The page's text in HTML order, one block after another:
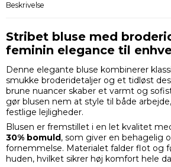
Beskrivelse
Stribet bluse med
feminin elegance til
Denne elegante bluse kombinerer
smukke broderidetaljer og et tidløst
brune nuancer skaber et varmt og
gør blusen nem at style til både
festlige lejligheder.
Blusen er fremstillet i en let kvalitet
30% bomuld, som giver en behagelig
fornemmelse. Materialet falder flot og
huden, hvilket sikrer høj komfort hele